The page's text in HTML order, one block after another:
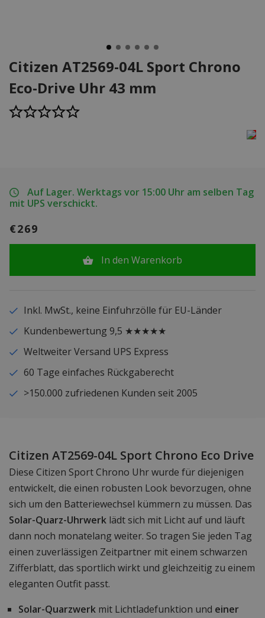
Citizen AT2569-04L Sport Chrono
Eco-Drive Uhr 43 mm
Auf Lager. Werktags vor 15:00 Uhr am selben Tag
mit UPS verschickt.
€269
In den Warenkorb
Inkl. MwSt., keine Einfuhrzölle für EU-Länder
Kundenbewertung 9,5 ★★★★★
Weltweiter Versand UPS Express
60 Tage einfaches Rückgaberecht
>150.000 zufriedenen Kunden seit 2005
Citizen AT2569-04L Sport Chrono Eco Drive
Diese Citizen Sport Chrono Uhr wurde für diejenigen
entwickelt, die einen robusten Look bevorzugen, ohne
sich um den Batteriewechsel kümmern zu müssen. Das
Solar-Quarz-Uhrwerk lädt sich mit Licht auf und läuft
dann noch monatelang weiter. So tragen Sie jeden Tag
einen zuverlässigen Zeitpartner mit einem schwarzen
Zifferblatt, das sportlich wirkt und gleichzeitig zu einem
eleganten Outfit passt.
Solar-Quarzwerk mit Lichtladefunktion und einer